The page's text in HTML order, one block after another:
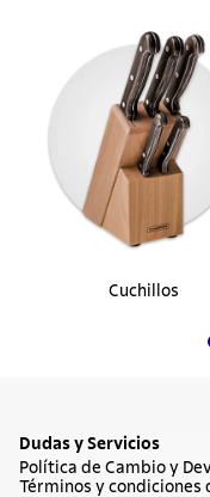
Cuchillos
Dudas y Servicios
Política de Cambio y
Términos y condiciones